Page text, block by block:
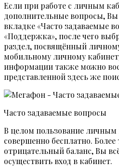
Если при работе с личным
дополнительные вопросы,
вкладке «Часто задаваемые
«Поддержка», после чего
раздел, посвящённый
мобильному личному
информации также можно
представленной здесь же
Часто задаваемые вопросы
В целом пользование
совершенно бесплатно. Более
отрицательный баланс, Вы
осуществить вход в кабинет.